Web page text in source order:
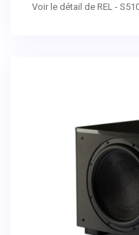
Voir le détail de REL -